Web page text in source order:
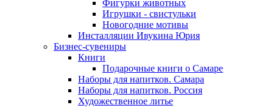
Фигурки животных
Игрушки - свистульки
Новогодние мотивы
Инсталляции Ивукина Юрия
Бизнес-сувениры
Книги
Подарочные книги о Самаре
Наборы для напитков. Самара
Наборы для напитков. Россия
Художественное литье